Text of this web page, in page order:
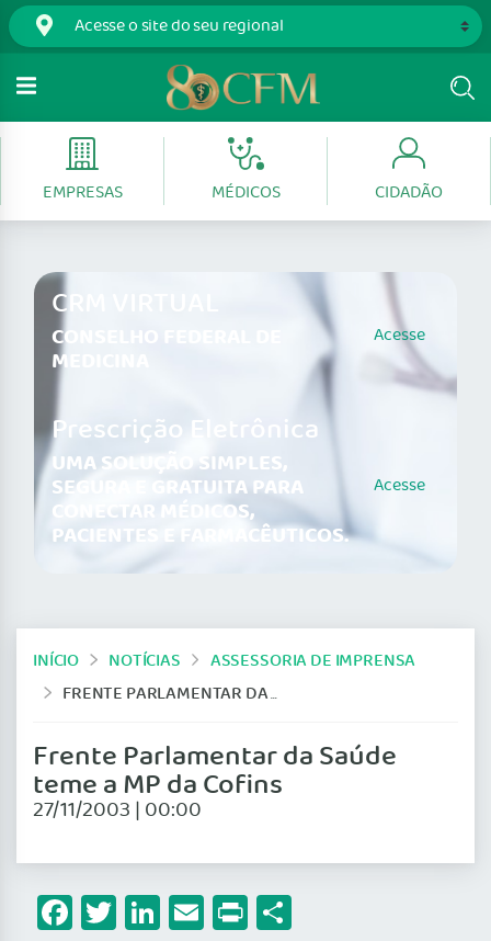
EMPRESAS MÉDICOS CIDADÃO
CRM VIRTUAL
CONSELHO FEDERAL DE
MEDICINA
Acesse
Prescrição Eletrônica
UMA SOLUÇÃO SIMPLES,
SEGURA E GRATUITA PARA
CONECTAR MÉDICOS,
PACIENTES E FARMACÊUTICOS.
Acesse
INÍCIO NOTÍCIAS
ASSESSORIA DE IMPRENSA
FRENTE PARLAMENTAR DA SAÚDE TEME A MP DA COFINS
Frente Parlamentar da Saúde
teme a MP da Cofins
27/11/2003 | 00:00
Facebook
Twitter
LinkedIn
Email
Print